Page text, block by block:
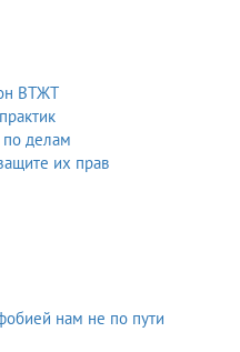
ВТЖТ
делам
их прав